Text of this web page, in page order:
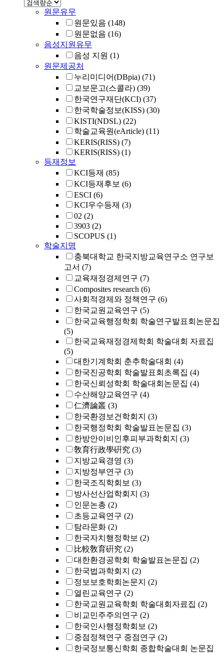
원문유무
원문있음 (148)
원문없음 (16)
음성지원유무
음성 지원 (1)
원문제공처
누리미디어(DBpia) (71)
교보문고(스콜라) (39)
한국연구재단(KCI) (37)
한국학술정보(KISS) (30)
KISTI(NDSL) (22)
학술교육원(eArticle) (11)
KERIS(RISS) (7)
KERIS(RISS) (1)
등재정보
KCI등재 (85)
KCI등재후보 (6)
ESCI (6)
KCI우수등재 (3)
02 (2)
3903 (2)
SCOPUS (1)
학술지명
충북대학교 한국지방교육연구소 연구보
고서 (7)
교육재정경제연구 (7)
Composites research (6)
사회적경제와 정책연구 (6)
한국교원교육연구 (5)
한국교육행정학회 학술연구발표회논문집
(5)
한국교육재정경제학회 학술대회 자료집
(5)
대한기계학회 춘추학술대회 (4)
한국진공학회 학술발표회초록집 (4)
한국신뢰성학회 학술대회논문집 (4)
수산해양교육연구 (4)
仁濟論叢 (3)
한국환경보건학회지 (3)
한국행정학회 학술발표논문집 (3)
한방안이비인후피부과학회지 (3)
敎育行政學硏究 (3)
지방교육경영 (3)
지방정부연구 (3)
한국조직학회보 (3)
방사선산업학회지 (3)
인문논총 (2)
초등교육연구 (2)
탐라문화 (2)
한국자치행정학보 (2)
比較敎育硏究 (2)
대한환경공학회 학술발표논문집 (2)
한국법과학회지 (2)
정보보호학회논문지 (2)
열린교육연구 (2)
한국교원교육학회 학술대회자료집 (2)
비교민주주의연구 (2)
한국인사행정학회보 (2)
중점정책연구 중점연구 (2)
한국정보통신학회 종합학술대회 논문집